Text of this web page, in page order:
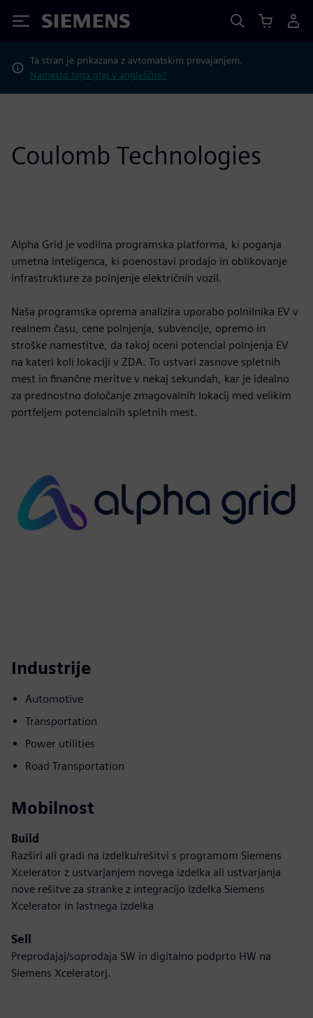
Siemens
Ta stran je prikazana z avtomatskim prevajanjem.
Namesto tega glej v angleščini?
Coulomb Technologies
Alpha Grid je vodilna programska platforma, ki poganja
umetna inteligenca, ki poenostavi prodajo in oblikovanje
infrastrukture za polnjenje električnih vozil.
Naša programska oprema analizira uporabo polnilnika EV v
realnem času, cene polnjenja, subvencije, opremo in
stroške namestitve, da takoj oceni potencial polnjenja EV
na kateri koli lokaciji v ZDA. To ustvari zasnove spletnih
mest in finančne meritve v nekaj sekundah, kar je idealno
za prednostno določanje zmagovalnih lokacij med velikim
portfeljem potencialnih spletnih mest.
Industrije
Automotive
Transportation
Power utilities
Road Transportation
Mobilnost
Build
Razširi ali gradi na izdelku/rešitvi s programom Siemens
Xcelerator z ustvarjanjem novega izdelka ali ustvarjanja
nove rešitve za stranke z integracijo izdelka Siemens
Xcelerator in lastnega izdelka
Sell
Preprodajaj/soprodaja SW in digitalno podprto HW na
Siemens Xceleratorj.